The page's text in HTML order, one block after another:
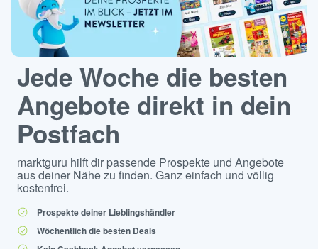
Jede Woche die besten
Angebote direkt in dein
Postfach
marktguru hilft dir passende Prospekte und Angebote
aus deiner Nähe zu finden. Ganz einfach und völlig
kostenfrei.
Prospekte deiner Lieblingshändler
Wöchentlich die besten Deals